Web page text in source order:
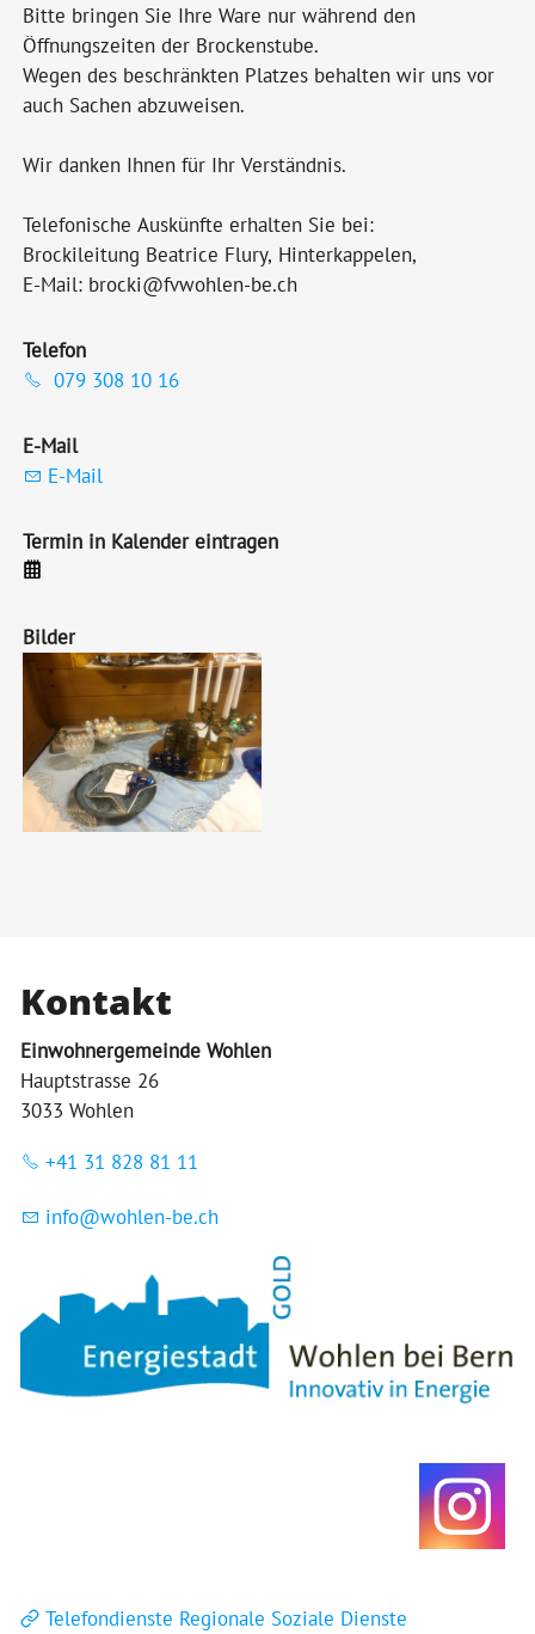
Bitte bringen Sie Ihre Ware nur während den
Öffnungszeiten der Brockenstube.
Wegen des beschränkten Platzes behalten wir uns vor
auch Sachen abzuweisen.
Wir danken Ihnen für Ihr Verständnis.
Telefonische Auskünfte erhalten Sie bei:
Brockileitung Beatrice Flury, Hinterkappelen,
E-Mail: brocki@fvwohlen-be.ch
Telefon
079 308 10 16
E-Mail
E-Mail
Termin in Kalender eintragen
Bilder
Kontakt
Einwohnergemeinde Wohlen
Hauptstrasse 26
3033 Wohlen
+41 31 828 81 11
nf w hl n-b ch
Telefondienste Regionale Soziale Dienste